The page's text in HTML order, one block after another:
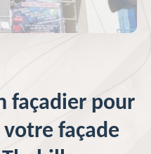
façadier pour
façade